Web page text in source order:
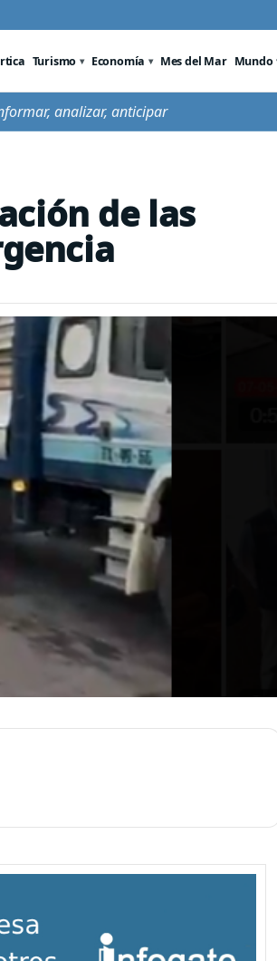
Turismo Economía Mes del Mar Mundo
analizar, anticipar
de las